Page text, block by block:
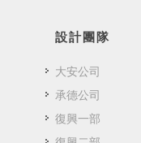
設計團隊
大安公司
承德公司
復興一部